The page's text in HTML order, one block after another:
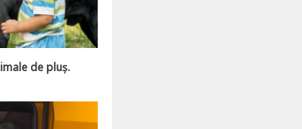
de pluș.